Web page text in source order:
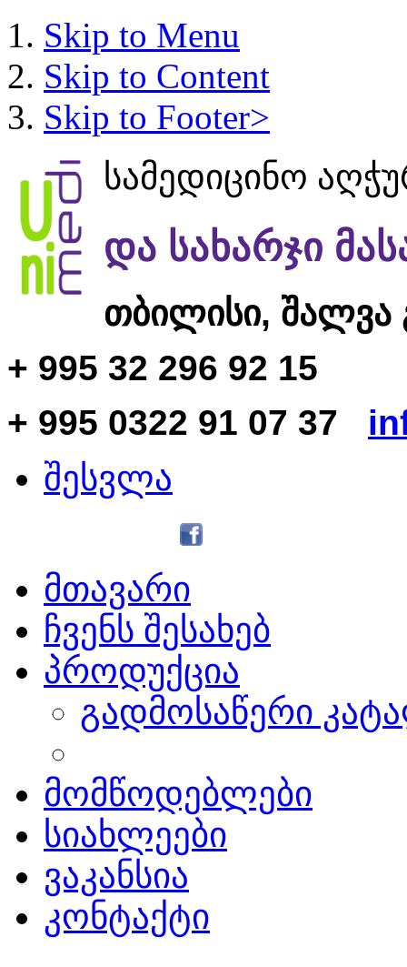
Skip to Menu
Skip to Content
Skip to Footer>
სამედიცინო
და სახარჯი
თბილისი, შალვა
+ 995 32 296 92 15
+ 995 0322 91 07 37
შესვლა
მთავარი
ჩვენს შესახებ
პროდუქცია
გადმოსაწერი
მომწოდებლები
სიახლეები
ვაკანსია
კონტაქტი